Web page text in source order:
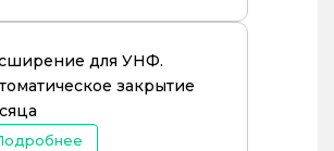
для УНФ.
закрытие